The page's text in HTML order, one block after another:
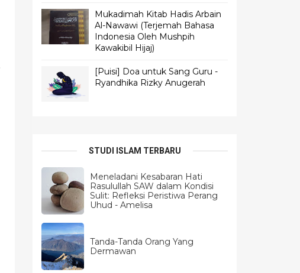
Mukadimah Kitab Hadis Arbain
Al-Nawawi (Terjemah Bahasa
Indonesia Oleh Mushpih
Kawakibil Hijaj)
[Puisi] Doa untuk Sang Guru -
Ryandhika Rizky Anugerah
STUDI ISLAM TERBARU
Meneladani Kesabaran Hati
Rasulullah SAW dalam Kondisi
Sulit: Refleksi Peristiwa Perang
Uhud - Amelisa
Tanda-Tanda Orang Yang
Dermawan